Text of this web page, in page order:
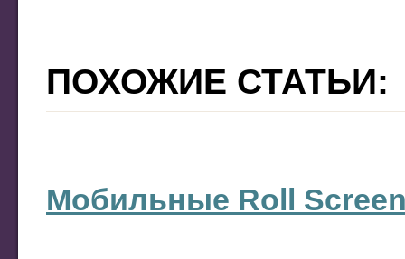
ПОХОЖИЕ СТАТЬИ:
Мобильные Roll